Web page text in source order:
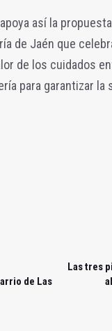
así la
de Jaén que
de los cuidados
para garantizar la
de Las
Las tres